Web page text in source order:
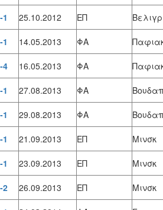
1 25.10.2012 ΕΠ
1 14.05.2013 ΦΑ
4 16.05.2013 ΦΑ
1 27.08.2013 ΦΑ
1 29.08.2013 ΦΑ
1 21.09.2013 ΕΠ Μινσκ
1 23.09.2013 ΕΠ Μινσκ
2 26.09.2013 ΕΠ Μινσκ